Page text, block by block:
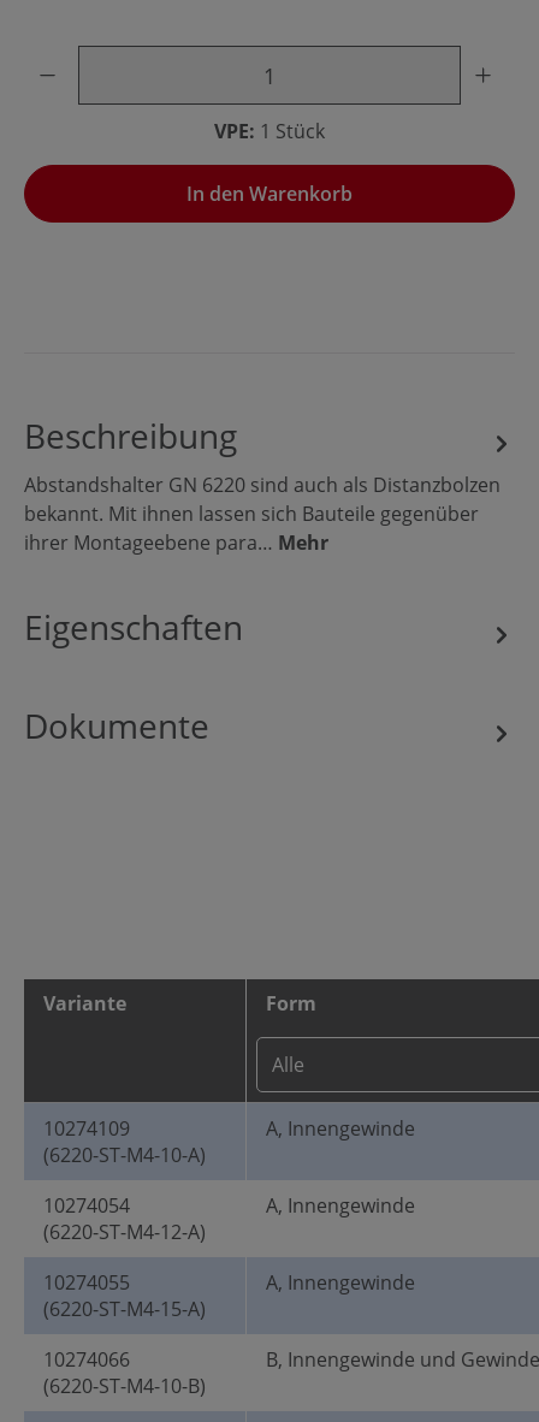
VPE: 1 Stück
In den Warenkorb
Beschreibung
Abstandshalter GN 6220 sind auch als Distanzbolzen
bekannt. Mit ihnen lassen sich Bauteile gegenüber
ihrer Montageebene para… Mehr
Eigenschaften
Dokumente
Variante Form
10274109
(6220-ST-M4-10-A)
A, Innengewinde
10274054
(6220-ST-M4-12-A)
A, Innengewinde
10274055
(6220-ST-M4-15-A)
A, Innengewinde
10274066
(6220-ST-M4-10-B)
B, Innengewinde und